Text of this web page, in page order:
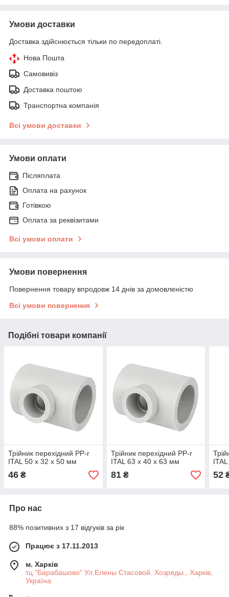
Умови доставки
Доставка здійснюється тільки по передоплаті.
Нова Пошта
Самовивіз
Доставка поштою
Транспортна компанія
Всі умови доставки
Умови оплати
Післяплата
Оплата на рахунок
Готівкою
Оплата за реквізитами
Всі умови оплати
Умови повернення
Повернення товару впродовж 14 днів за домовленістю
Всі умови повернення
Подібні товари компанії
Трійник перехідний PP-r
ITAL 50 x 32 x 50 мм
46 ₴
Трійник перехідний PP-r
ITAL 63 x 40 x 63 мм
81₴ 52
Про нас
88% позитивних з 17 відгуків за рік
Працює з 17.11.2013
м. Харків
тц "Барабашово" Ул.Елены Стасовой. Хозряды., Харків,
Україна